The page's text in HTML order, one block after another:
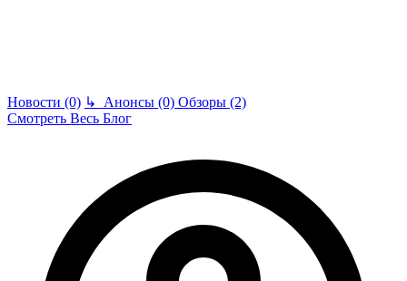
Новости (0) ↳ Анонсы (0) Обзоры (2)
Смотреть Весь Блог